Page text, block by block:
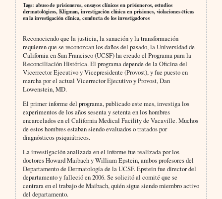
Tags: abuso de prisioneros, ensayos clínicos en prisioneros, estudios
dermatológicos, Kligman, investigación clínica en prisiones, violaciones éticas
en la investigación clínica, conducta de los investigadores
Reconociendo que la justicia, la sanación y la transformación
requieren que se reconozcan los daños del pasado, la Universidad de
California en San Francisco (UCSF) ha creado el Programa para la
Reconciliación Histórica. El programa depende de la Oficina del
Vicerrector Ejecutivo y Vicepresidente (Provost), y fue puesto en
marcha por el actual Vicerrector Ejecutivo y Provost, Dan
Lowenstein, MD.
El primer informe del programa, publicado este mes, investiga los
experimentos de los años sesenta y setenta en los hombres
encarcelados en el California Medical Facility de Vacaville. Muchos
de estos hombres estaban siendo evaluados o tratados por
diagnósticos psiquiátricos.
La investigación analizada en el informe fue realizada por los
doctores Howard Maibach y William Epstein, ambos profesores del
Departamento de Dermatología de la UCSF. Epstein fue director del
departamento y falleció en 2006. Se solicitó al comité que se
centrara en el trabajo de Maibach, quién sigue siendo miembro activo
del departamento.